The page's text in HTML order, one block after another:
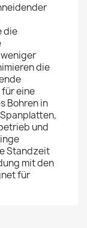
die
die
eine
Bohren in
und
Standzeit
mit den
für